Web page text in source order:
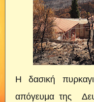
Η δασική
απόγευμα της